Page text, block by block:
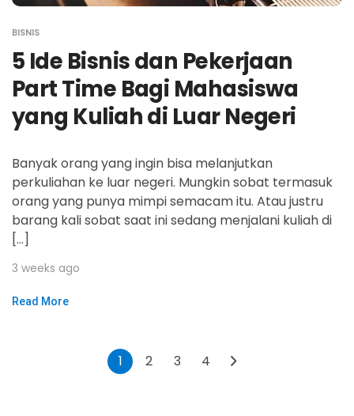
BISNIS
5 Ide Bisnis dan Pekerjaan
Part Time Bagi Mahasiswa
yang Kuliah di Luar Negeri
Banyak orang yang ingin bisa melanjutkan
perkuliahan ke luar negeri. Mungkin sobat termasuk
orang yang punya mimpi semacam itu. Atau justru
barang kali sobat saat ini sedang menjalani kuliah di
[…]
3 weeks ago
Read More
1 2 3 4